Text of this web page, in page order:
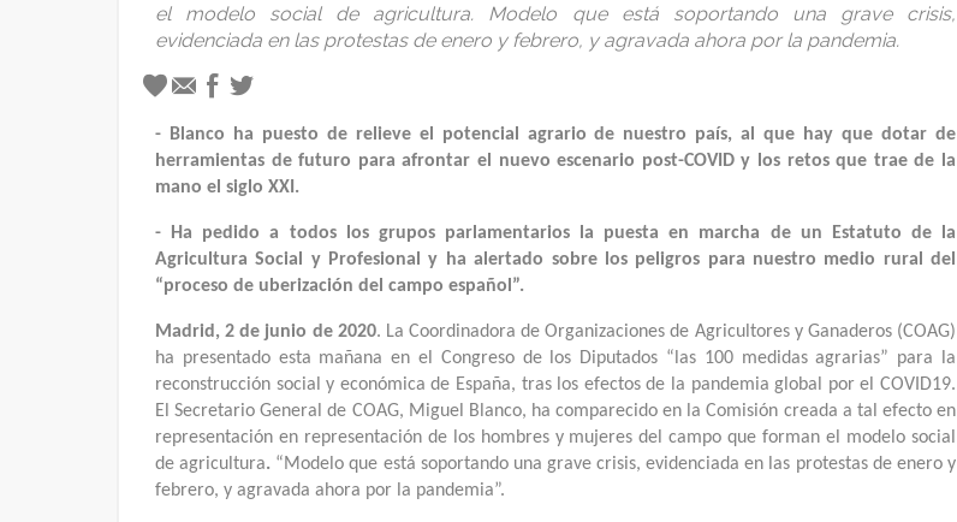
el modelo social de agricultura. Modelo que está soportando una grave crisis,
evidenciada en las protestas de enero y febrero, y agravada ahora por la pandemia.
- Blanco ha puesto de relieve el potencial agrario de nuestro país, al que hay que dotar de
herramientas de futuro para afrontar el nuevo escenario post-COVID y los retos que trae de la
mano el siglo XXI.
- Ha pedido a todos los grupos parlamentarios la puesta en marcha de un Estatuto de la
Agricultura Social y Profesional y ha alertado sobre los peligros para nuestro medio rural del
“proceso de uberización del campo español”.
Madrid, 2 de junio de 2020. La Coordinadora de Organizaciones de Agricultores y Ganaderos (COAG)
ha presentado esta mañana en el Congreso de los Diputados “las 100 medidas agrarias” para la
reconstrucción social y económica de España, tras los efectos de la pandemia global por el COVID19.
El Secretario General de COAG, Miguel Blanco, ha comparecido en la Comisión creada a tal efecto en
representación en representación de los hombres y mujeres del campo que forman el modelo social
de agricultura. “Modelo que está soportando una grave crisis, evidenciada en las protestas de enero y
febrero, y agravada ahora por la pandemia”.